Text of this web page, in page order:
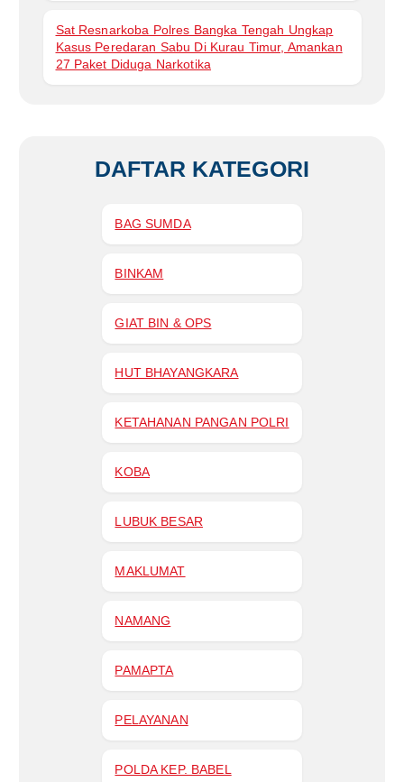
Sat Resnarkoba Polres Bangka Tengah Ungkap
Kasus Peredaran Sabu Di Kurau Timur, Amankan
27 Paket Diduga Narkotika
DAFTAR KATEGORI
BAG SUMDA
BINKAM
GIAT BIN & OPS
HUT BHAYANGKARA
KETAHANAN PANGAN POLRI
KOBA
LUBUK BESAR
MAKLUMAT
NAMANG
PAMAPTA
PELAYANAN
POLDA KEP. BABEL